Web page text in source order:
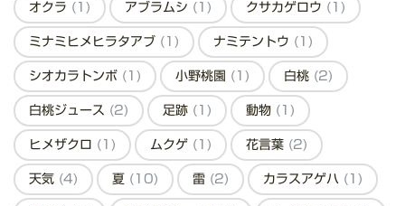
オクラ (1) アブラムシ (1) クサカゲロウ (1)
ミナミヒメヒラタアブ (1) ナミテントウ (1)
シオカラトンボ (1) 小野桃園 (1) 白桃 (2)
白桃ジュース (2) 足跡 (1) 動物 (1)
ヒメザクロ (1) ムクゲ (1) 花言葉 (2)
天気 (4) 夏 (10) 雷 (2) カラスアゲハ (1)